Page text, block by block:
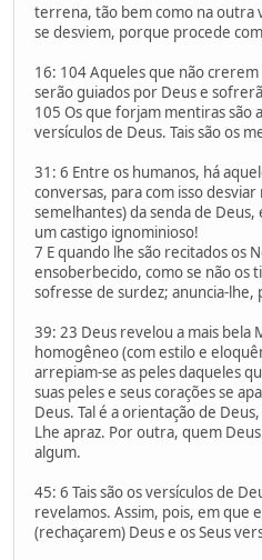
terrena, tão bem como na outra
se desviem, porque procede
16: 104 Aqueles que não
serão guiados por Deus e
105 Os que forjam mentiras são
versículos de Deus. Tais são os
31: 6 Entre os humanos, há
conversas, para com isso
semelhantes) da senda de
um castigo ignominioso!
7 E quando lhe são recitados os
ensoberbecido, como se não os
sofresse de surdez; anuncia-lhe,
39: 23 Deus revelou a mais bela
homogêneo (com estilo e
arrepiam-se as peles daqueles
suas peles e seus corações se
Deus. Tal é a orientação de
Lhe apraz. Por outra, quem
algum.
45: 6 Tais são os versículos de
revelamos. Assim, pois, em que
(rechaçarem) Deus e os Seus